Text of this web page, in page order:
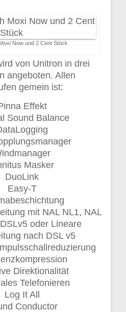
Now und 2 Cent Stück
von Unitron in drei
angeboten. Allen
gemein ist:
Effekt
Sound Balance
Masker
DuoLink
Easy-T
mit NAL NL1, NAL
oder Lineare
nach DSL v5
Direktionalität
Telefonieren
Log It All
Conductor